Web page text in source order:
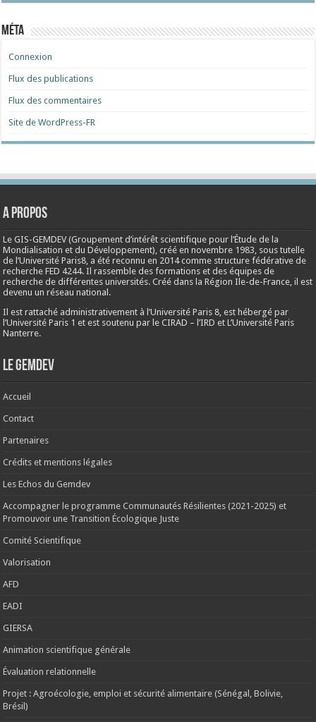
Méta
Connexion
Flux des publications
Flux des commentaires
Site de WordPress-FR
A propos
Le GIS-GEMDEV (Groupement d’intérêt scientifique pour l’Étude de la
Mondialisation et du Développement), créé ennovembre 1983, sous tutelle
de l’Université Paris8, a été reconnu en 2014 comme structure fédérative de
recherche FED 4244. Il rassemble des formations et des équipes de
recherche de différentes universités. Créé dans la Région Ile-de-France, il est
devenu un réseau national.
Il est rattaché administrativement à l’Université Paris 8, est hébergé par
l’Université Paris 1 et est soutenu par le CIRAD – l’IRD et L’Université Paris
Nanterre.
Le Gemdev
Accueil
Contact
Partenaires
Crédits et mentions légales
Les Echos du Gemdev
Accompagner le programme Communautés Résilientes (2021-2025) et
Promouvoir une Transition Écologique Juste
Comité Scientifique
Valorisation
AFD
EADI
GIERSA
Animation scientifique générale
Évaluation relationnelle
Projet : Agroécologie, emploi et sécurité alimentaire (Sénégal, Bolivie,
Brésil)